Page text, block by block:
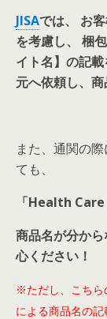
JISAでは、 お
を考慮し、 梱
イト名】の記
元へ依頼し、商
また、通関の
ても、
「Health
商品名が分か
心ください！
※ただし、こちら
による商品名の